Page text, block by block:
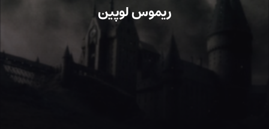
ریموس لوپین